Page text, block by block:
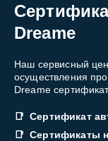
Dreame
Наш сервисный
осуществления
Dreame
Сертификат
Сертификаты